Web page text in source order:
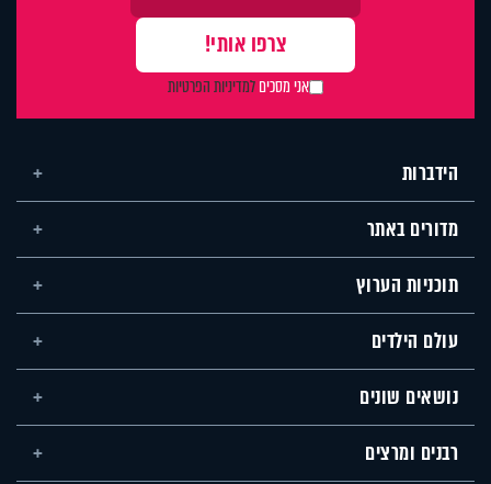
אני מסכיםלמדיניות הפרטיות
הידברות
מדורים באתר
תוכניות הערוץ
עולם הילדים
נושאים שונים
רבנים ומרצים